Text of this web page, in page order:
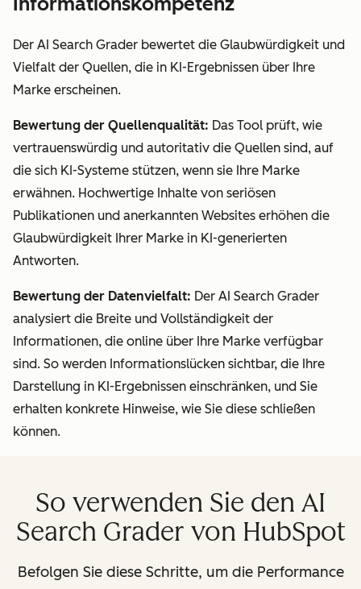
Der AI Search Grader bewertet die Glaubwürdigkeit und
Vielfalt der Quellen, die in KI-Ergebnissen über Ihre
Marke erscheinen.
Bewertung der Quellenqualität: Das Tool prüft, wie
vertrauenswürdig und autoritativ die Quellen sind, auf
die sich KI-Systeme stützen, wenn sie Ihre Marke
erwähnen. Hochwertige Inhalte von seriösen
Publikationen und anerkannten Websites erhöhen die
Glaubwürdigkeit Ihrer Marke in KI-generierten
Antworten.
Bewertung der Datenvielfalt: Der AI Search Grader
analysiert die Breite und Vollständigkeit der
Informationen, die online über Ihre Marke verfügbar
sind. So werden Informationslücken sichtbar, die Ihre
Darstellung in KI-Ergebnissen einschränken, und Sie
erhalten konkrete Hinweise, wie Sie diese schließen
können.
So verwenden Sie den AI
Search Grader von HubSpot
Befolgen Sie diese Schritte, um die Performance